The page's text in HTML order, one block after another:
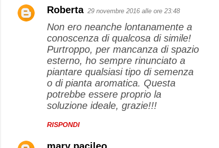
Roberta 29 novembre 2016 alle ore 23:48
Non ero neanche lontanamente a
conoscenza di qualcosa di simile!
Purtroppo, per mancanza di spazio
esterno, ho sempre rinunciato a
piantare qualsiasi tipo di semenza
o di pianta aromatica. Questa
potrebbe essere proprio la
soluzione ideale, grazie!!!
RISPONDI